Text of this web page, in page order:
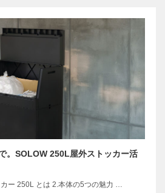
。SOLOW 250L屋外ストッカー活
ー 250L とは 2.本体の5つの魅力 …